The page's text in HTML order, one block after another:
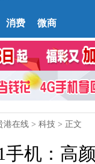
消费 微商
港在线 >科技 > 正文
手机：高